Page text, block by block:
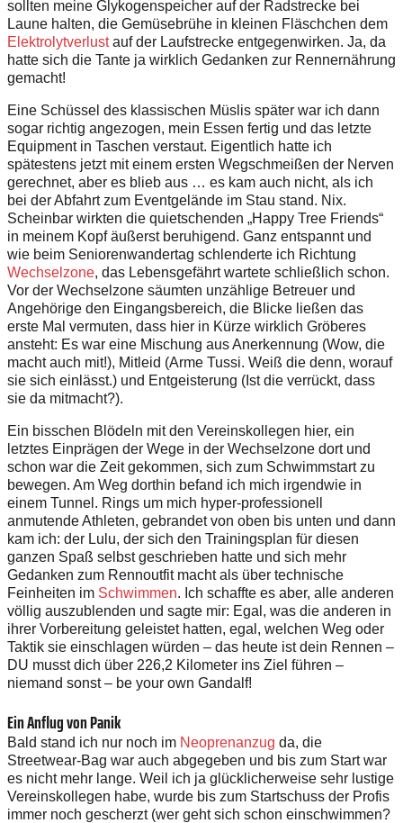
so ten meine G lykogenspeicher auf der Radstrecke bei
Laune ha lten, die Gemüsebrühe in kl einen F läschchen dem
E lektro ytver ustaufder Laufstrecke entgegenwirken. Ja, da
hatte sich die Tante ja wirkl ich Gedanken zur Rennernährung
gemacht!
Eine Schüsse des k assischen Müsl is später war ich dann
sogar richtig angezogen, mein Essen fertig und das l etzte
Equipment in Taschen verstaut. Eigentl ich hatte ich
spätestens jetzt miteinem ersten Wegschmeißen der Nerven
gerechnet, aber es b ieb aus … es kam auch nicht, a s ich
bei der Abfahrt zum Eventge ände im Stau stand. N ix.
Scheinbar wirkten die quietschenden „Happy Tree Friends“
in meinem Kopf äußerst beruhigend. Ganz entspannt und
wie beim Seniorenwandertag sch enderte ich Richtung
Wechse zone, das Lebensgefährt wartete sch ieß ich schon.
Vor der Wechse zone säumten unzäh ige Betreuer und
Angehörige den Eingangsbereich, die B icke l ießen das
erste Ma vermuten, dass hier in Kürze wirk ich Gröberes
ansteht: Es war eine Mischung aus Anerkennung (Wow, die
machtauch mit!), Mitleid (Arme Tussi. Weiß die denn, worauf
sie sich ein lässt.) und Entgeisterung ( stdie verrückt, dass
sie da mitmacht?).
Ein bisschen B öde n mitden Vereinsko egen hier, ein
letztes Einprägen der Wege in der Wechse zone dort und
schon war die Zeitgekommen, sich zum Schwimmstart zu
bewegen. Am Weg dorthin befand ich mich irgendwie in
einem Tunne . Rings um mich hyper-professione
anmutendeAth eten, gebrandet von oben bis unten und dann
kam ich: der Lu u, der sich den Trainingsp an für diesen
ganzen Spaß se bstgeschrieben hatte und sich mehr
Gedanken zum Rennoutfit machta ls über technische
Feinheiten im Schwimmen. ch schaffte es aber, al le anderen
vö ig auszub enden und sagte mir: Ega , was die anderen in
ihrer Vorbereitung ge eistet hatten, ega l, we lchen Weg oder
Taktik sie einsch agen würden – das heute istdein Rennen –
DU musst dich über 226,2 Ki ometer ins Ziel führen –
niemand sonst – be your own Ganda f!
Ein Anflug von Panik
Bald stand ich nur noch im Neoprenanzug da, die
Streetwear-Bag war auch abgegeben und bis zum Startwar
es nicht mehr ange. Weil ich ja g ück icherweise sehr ustige
Vereinsko egen habe, wurde bis zum Startschuss der Profis
immer noch gescherzt (wer gehtsich schon einschwimmen?